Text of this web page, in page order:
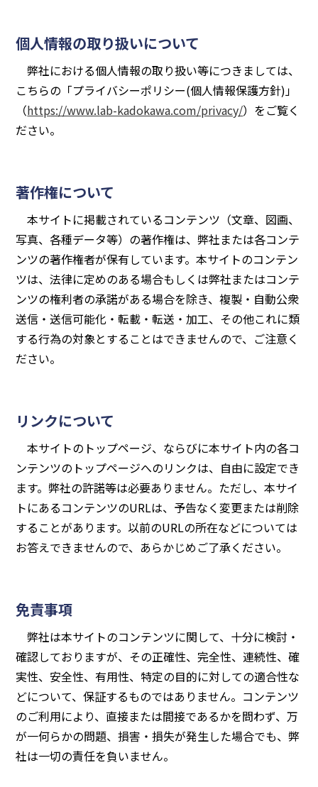
個人情報の取り扱いについて
弊社における個人情報の取り扱い等につきましては、
こちらの「プライバシーポリシー(個人情報保護方針)」
（https://www.lab-kadokawa.com/privacy/）をご覧く
ださい。
著作権について
本サイトに掲載されているコンテンツ（文章、図画、
写真、各種データ等）の著作権は、弊社または各コンテ
ンツの著作権者が保有しています。本サイトのコンテン
ツは、法律に定めのある場合もしくは弊社またはコンテ
ンツの権利者の承諾がある場合を除き、複製・自動公衆
送信・送信可能化・転載・転送・加工、その他これに類
する行為の対象とすることはできませんので、ご注意く
ださい。
リンクについて
本サイトのトップページ、ならびに本サイト内の各コ
ンテンツのトップページへのリンクは、自由に設定でき
ます。弊社の許諾等は必要ありません。ただし、本サイ
トにあるコンテンツのURLは、予告なく変更または削除
することがあります。以前のURLの所在などについては
お答えできませんので、あらかじめご了承ください。
免責事項
弊社は本サイトのコンテンツに関して、十分に検討・
確認しておりますが、その正確性、完全性、連続性、確
実性、安全性、有用性、特定の目的に対しての適合性な
どについて、保証するものではありません。コンテンツ
のご利用により、直接または間接であるかを問わず、万
が一何らかの問題、損害・損失が発生した場合でも、弊
社は一切の責任を負いません。